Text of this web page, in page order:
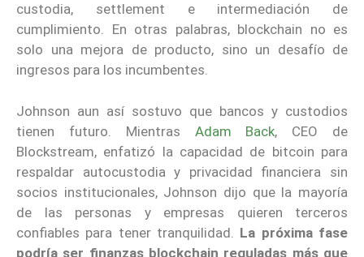
custodia, settlement e intermediación de
cumplimiento. En otras palabras, blockchain no es
solo una mejora de producto, sino un desafío de
ingresos para los incumbentes.
Johnson aun así sostuvo que bancos y custodios
tienen futuro. Mientras Adam Back, CEO de
Blockstream, enfatizó la capacidad de bitcoin para
respaldar autocustodia y privacidad financiera sin
socios institucionales, Johnson dijo que la mayoría
de las personas y empresas quieren terceros
confiables para tener tranquilidad. La próxima fase
podría ser finanzas blockchain reguladas más que